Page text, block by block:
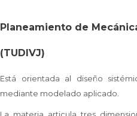
Planeamiento de
(TUDIVJ)
Está orientada al diseño
mediante modelado aplicado.
La materia articula tres